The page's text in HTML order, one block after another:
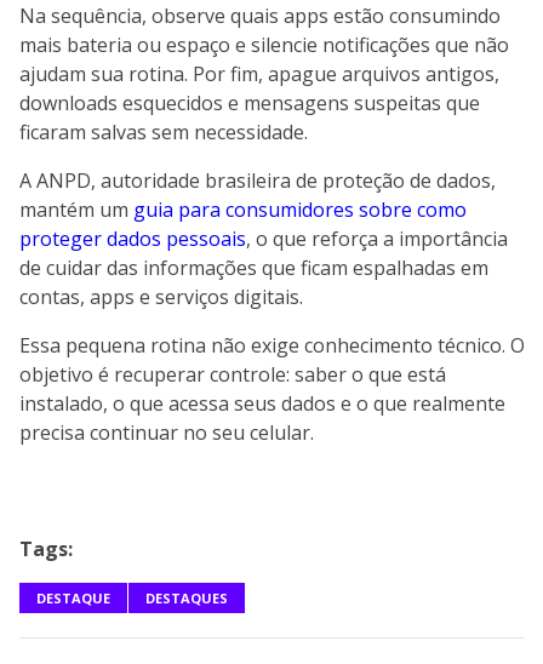
Na sequência, observe quais apps estão consumindo
mais bateria ou espaço e silencie notificações que não
ajudam sua rotina. Por fim, apague arquivos antigos,
downloads esquecidos e mensagens suspeitas que
ficaram salvas sem necessidade.
A ANPD, autoridade brasileira de proteção de dados,
mantém um guia para consumidores sobre como
proteger dados pessoais, o que reforça a importância
de cuidar das informações que ficam espalhadas em
contas, apps e serviços digitais.
Essa pequena rotina não exige conhecimento técnico. O
objetivo é recuperar controle: saber o que está
instalado, o que acessa seus dados e o que realmente
precisa continuar no seu celular.
Tags:
DESTAQUE DESTAQUES